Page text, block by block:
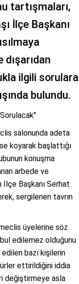
tartışmaları,
İlçe Başkanı
dışarıdan
ilgili sorulara
bulundu.
salonunda adeta
koyarak başlattığı
konuşma
arbede ve
İlçe Başkanı Serhat
sergilenen tavrın
üyelerine söz
edilemez olduğunu
bazı kişilerin
ettirildiğini iddia
değiştirmeye asla